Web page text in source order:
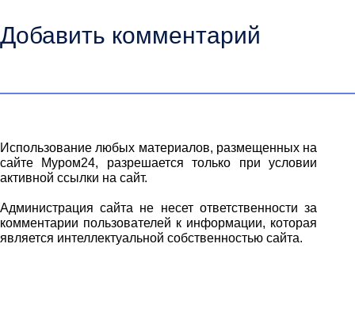
Добавить комментарий
Использование любых материалов, размещенных на
сайте Муром24, разрешается только при условии
активной ссылки на сайт.
Администрация сайта не несет ответственности за
комментарии пользователей к информации, которая
является интеллектуальной собственностью сайта.